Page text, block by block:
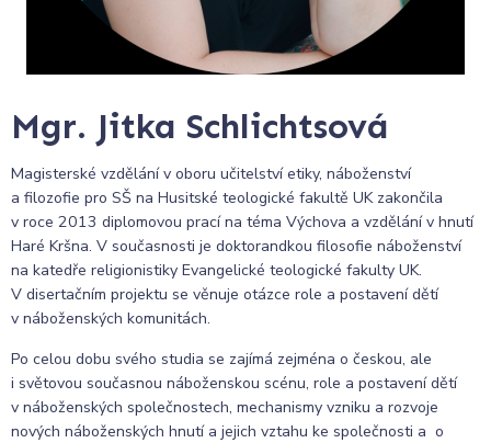
Mgr. Jitka Schlichtsová
Magisterské vzdělání v oboru učitelství etiky, náboženství
a filozofie pro SŠ na Husitské teologické fakultě UK zakončila
v roce 2013 diplomovou prací na téma Výchova a vzdělání v hnutí
Haré Kršna. V současnosti je doktorandkou filosofie náboženství
na katedře religionistiky Evangelické teologické fakulty UK.
V disertačním projektu se věnuje otázce role a postavení dětí
v náboženských komunitách.
Po celou dobu svého studia se zajímá zejména o českou, ale
i světovou současnou náboženskou scénu, role a postavení dětí
v náboženských společnostech, mechanismy vzniku a rozvoje
nových náboženských hnutí a jejich vztahu ke společnosti a o